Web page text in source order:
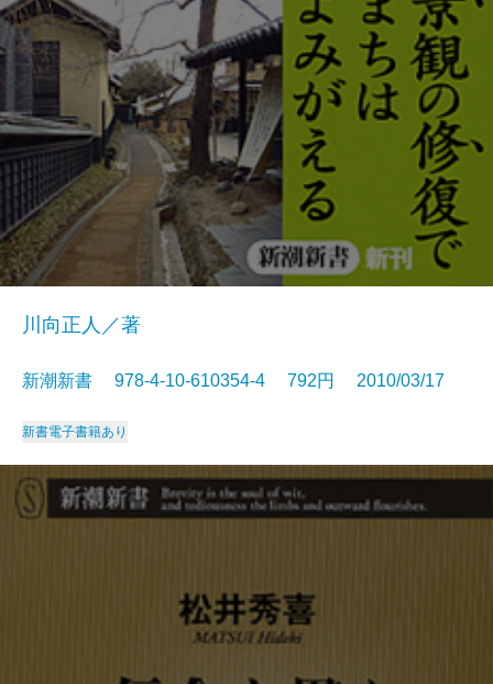
川向正人／著
新潮新書 978-4-10-610354-4 792円 2010/03/17
新書電子書籍あり